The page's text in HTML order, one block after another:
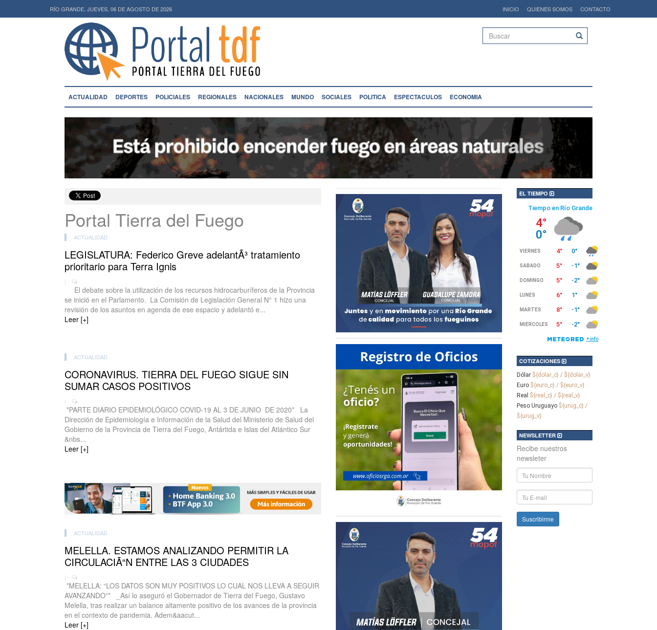
RÍO GRANDE, JUEVES, 06 DE AGOSTO DE 2026 INICIO QUIENES SOMOS CONTACTO
Buscar
ACTUALIDAD DEPORTES POLICIALES REGIONALES NACIONALES MUNDO SOCIALES POLITICA ESPECTACULOS ECONOMIA
Portal Tierra del Fuego
ACTUALIDAD
LEGISLATURA: Federico Greve adelantÃ³ tratamiento
prioritario para Terra Ignis
| -
El debate sobre la utilización de los recursos hidrocarburíferos de la Provincia
se inició en el Parlamento. La Comisión de Legislación General N° 1 hizo una
revisión de los asuntos en agenda de ese espacio y adelantó e...
Leer [+]
ACTUALIDAD
CORONAVIRUS. TIERRA DEL FUEGO SIGUE SIN
SUMAR CASOS POSITIVOS
| -
*PARTE DIARIO EPIDEMIOLÓGICO COVID-19 AL 3 DE JUNIO DE 2020* La
Dirección de Epidemiología e Información de la Salud del Ministerio de Salud del
Gobierno de la Provincia de Tierra del Fuego, Antártida e Islas del Atlántico Sur
&nbs...
Leer [+]
ACTUALIDAD
MELELLA. ESTAMOS ANALIZANDO PERMITIR LA
CIRCULACIÃ“N ENTRE LAS 3 CIUDADES
| -
*MELELLA: “LOS DATOS SON MUY POSITIVOS LO CUAL NOS LLEVA A SEGUIR
AVANZANDO”* _Así lo aseguró el Gobernador de Tierra del Fuego, Gustavo
Melella, tras realizar un balance altamente positivo de los avances de la provincia
en el contexto de pandemia. Adem&aacut...
Leer [+]
EL TIEMPO
COTIZACIONES
Dólar ${dolar_c} / ${dolar_v}
Euro ${euro_c} / ${euro_v}
Real ${real_c} / ${real_v}
Peso Uruguayo ${urug_c} /
${urug_v}
NEWSLETTER
Recibe nuestros
newsleter
Nombre
y
Apellido
E-
mail